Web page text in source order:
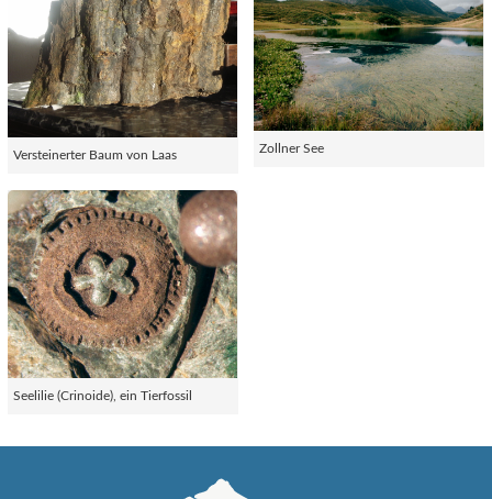
Versteinerter Baum von Laas
Zollner See
Seelilie (Crinoide), ein Tierfossil